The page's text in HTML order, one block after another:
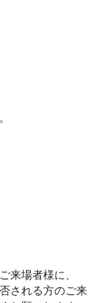
来場者様に、
される方のご来